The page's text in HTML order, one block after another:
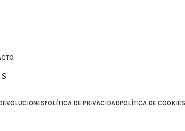
POLÍTICA DE PRIVACIDADPOLÍTICA DE COOKIES